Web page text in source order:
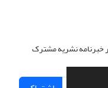
خبرنامه نشریه مشترک